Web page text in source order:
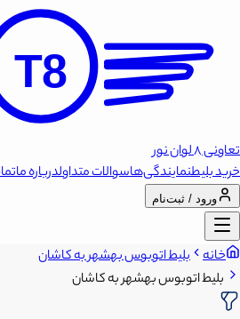
T8
تعاونی 8 لوان نور
خرید بلیطنمایندگی‌هاسوالات متداولدرباره ما
ورود / ثبت‌نام
خانه بلیط اتوبوس بهشهر به کاشان
بلیط اتوبوس بهشهر به کاشان